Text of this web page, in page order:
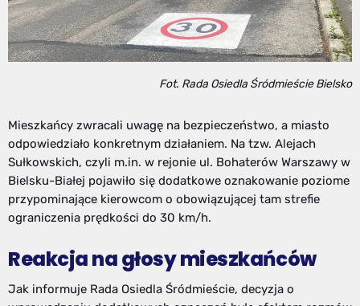
Fot. Rada Osiedla Śródmieście Bielsko
Mieszkańcy zwracali uwagę na bezpieczeństwo, a miasto
odpowiedziało konkretnym działaniem. Na tzw. Alejach
Sułkowskich, czyli m.in. w rejonie ul. Bohaterów Warszawy w
Bielsku-Białej pojawiło się dodatkowe oznakowanie poziome
przypominające kierowcom o obowiązującej tam strefie
ograniczenia prędkości do 30 km/h.
Reakcja na głosy mieszkańców
Jak informuje Rada Osiedla Śródmieście, decyzja o